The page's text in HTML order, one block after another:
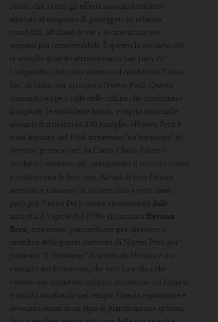
ruote, che a tutti gli effetti sono motociclette
adattate al trasporto di passeggeri in relativa
comodità, affollano le vie e si cimentano nei
sorpassi più imprevedibili. È questo lo scenario che
ci accoglie quando attraversiamo San Juan de
Lurigancho, distretto situato nel cosiddetto “Cono
Est” di Lima, per arrivare a Nuevo Perù. Questa
comunità sorge a valle delle colline che circondano
la capitale, le cosiddette lomas, e ospita circa mille
abitanti distribuiti in 230 famiglie. «Nuevo Perù è
stato fondato nel 1968 attraverso “un’invasione” di
persone provenienti da Canto Chico. I nostri
fondatori vennero qui, occuparono il terreno vuoto
e costruirono le loro case. Alcuni di loro furono
arrestati e rimasero in carcere fino a sette mesi,
però poi Nuevo Perù venne riconosciuta dalle
autorità il 4 aprile del 1970» ci racconta Hernan
Beca, trentenne, parrucchiere per mestiere e
membro della giunta direttiva di Nuevo Perù per
passione. “L’invasione” descritta da Hernan è un
esempio del fenomeno, che non ha nulla a che
vedere con iniziative militari, attraverso cui Lima si
è andata ampliando nel tempo. Questa espansione è
avvenuta senza alcun tipo di pianificazione urbana,